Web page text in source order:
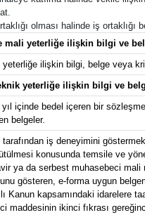
olması halinde iş ortaklığı
mali yeterliğe ilişkin bilgi ve
ilişkin bilgi, belge veya
yeterliğe ilişkin bilgi ve
içinde bedel içeren bir
belgeler.
iş deneyimini
konusunda temsile ve
ya da serbest muhasebeci mali
gösteren, e-forma uygun
Kanun kapsamındaki idarelere
maddesinin ikinci fıkrası